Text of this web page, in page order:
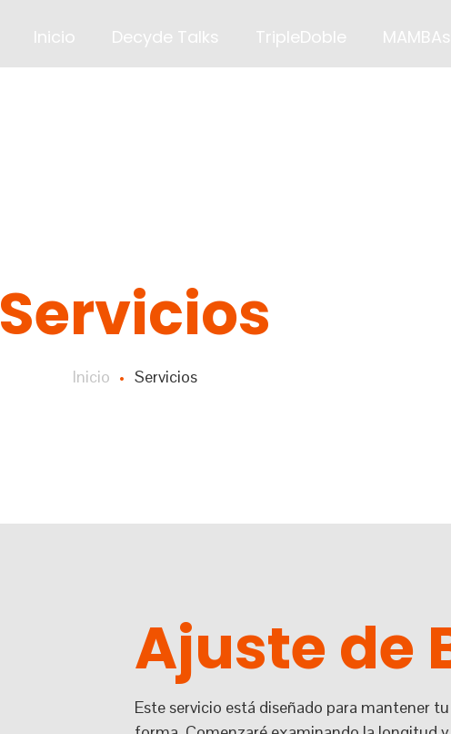
Inicio Decyde Talks TripleDoble
Servicios
Inicio • Servicios
Ajuste de
Este servicio está diseñado para mantener